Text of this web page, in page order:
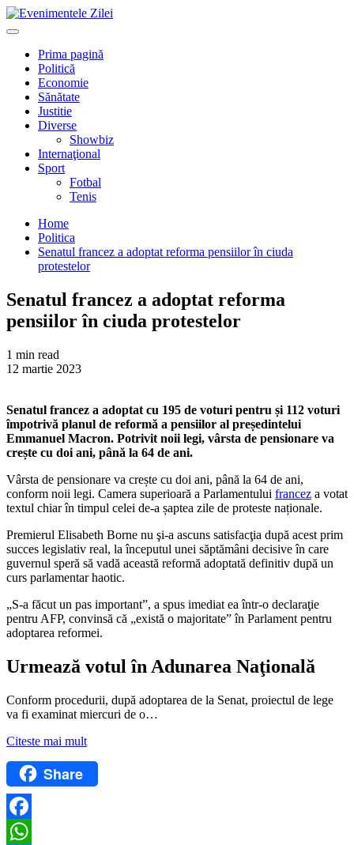
Mergi
la
Primary
Prima pagină
Politică
Economie
Sănătate
Justitie
Diverse
Showbiz
Internaţional
Sport
Fotbal
Tenis
Home
Politica
Senatul francez a adoptat reforma pensiilor în ciuda
protestelor
Senatul francez a adoptat reforma
pensiilor în ciuda protestelor
1 min read
12 martie 2023
Senatul francez a adoptat cu 195 de voturi pentru și 112 voturi
împotrivă planul de reformă a pensiilor al președintelui
Emmanuel Macron. Potrivit noii legi, vârsta de pensionare va
crește cu doi ani, până la 64 de ani.
Vârsta de pensionare va crește cu doi ani, până la 64 de ani,
conform noii legi. Camera superioară a Parlamentului francez a votat
textul chiar în timpul celei de-a șaptea zile de proteste naționale.
Premierul Elisabeth Borne nu şi-a ascuns satisfacţia după acest prim
succes legislativ real, la începutul unei săptămâni decisive în care
guvernul speră să vadă această reformă adoptată definitiv după un
curs parlamentar haotic.
„S-a făcut un pas important”, a spus imediat ea într-o declaraţie
pentru AFP, convinsă că „există o majoritate” în Parlament pentru
adoptarea reformei.
Urmează votul în Adunarea Naţională
Conform procedurii, după adoptarea de la Senat, proiectul de lege
va fi examinat miercuri de o…
Citeste mai mult
Share
Facebook